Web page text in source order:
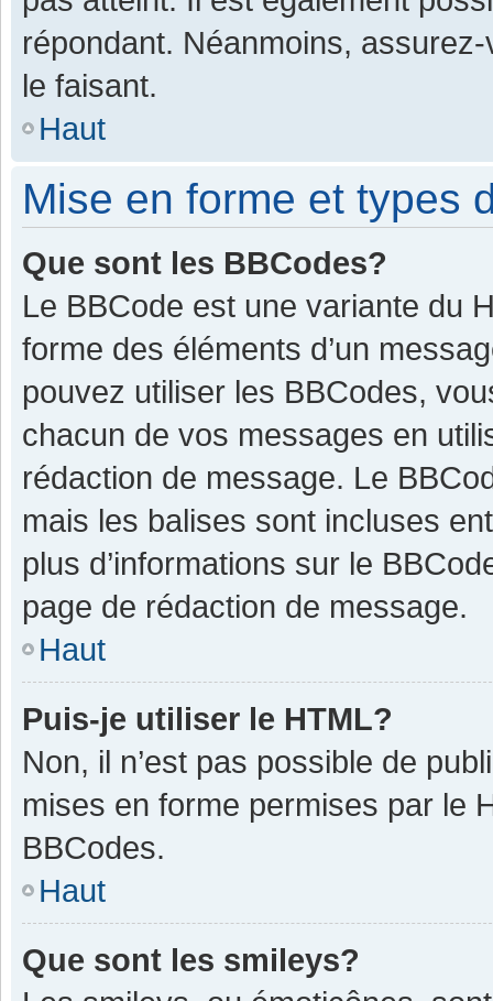
répondant. Néanmoins,
le faisant.
Haut
Mise en forme et types
Que sont les BBCodes?
Le BBCode est une variante du
forme des éléments d’un
pouvez utiliser les BBCodes,
chacun de vos messages en
rédaction de message. Le
mais les balises sont incluses
plus d’informations sur le
page de rédaction de message.
Haut
Puis-je utiliser le HTML?
Non, il n’est pas possible de
mises en forme permises par le
BBCodes.
Haut
Que sont les smileys?